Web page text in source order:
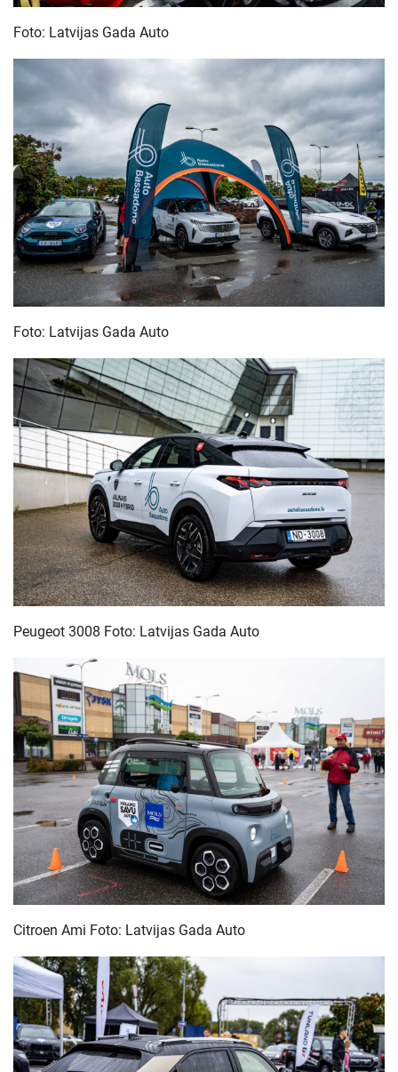
Foto: Latvijas Gada Auto
Foto: Latvijas Gada Auto
Peugeot 3008 Foto: Latvijas Gada Auto
Citroen Ami Foto: Latvijas Gada Auto